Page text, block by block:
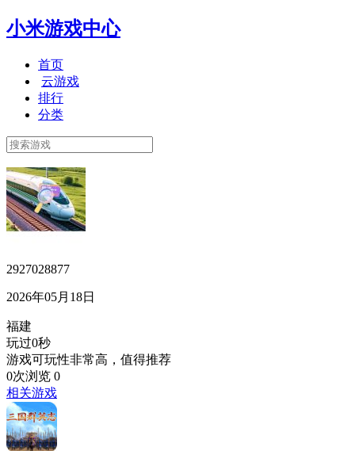
小米游戏中心
首页
云游戏
排行
分类
2927028877
2026年05月18日
福建
玩过0秒
游戏可玩性非常高，值得推荐
0次浏览 0
相关游戏